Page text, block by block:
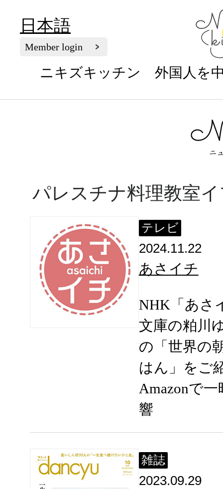
ニキズキッチン 外国人を
日本語
Member login
パレスチナ料理教室
テレビ
2024.11.22
あさイチ
NHK「あさ
文庫の粕川
の「世界の
はん」をご
Amazonで
響
雑誌
2023.09.29